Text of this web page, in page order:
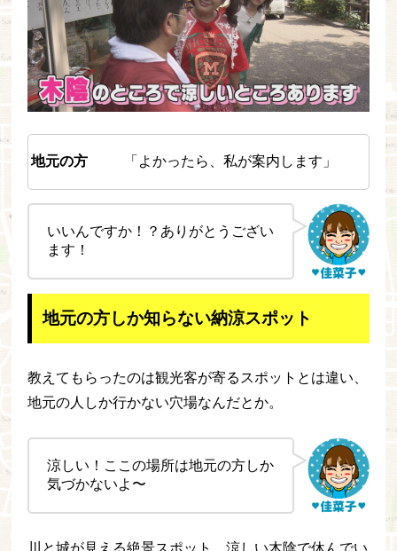
地元の方 「よかったら、私が案内します」
いいんですか！？ありがとうござい
ます！
地元の方しか知らない納涼スポット
教えてもらったのは観光客が寄るスポットとは違い、
地元の人しか行かない穴場なんだとか。
涼しい！ここの場所は地元の方しか
気づかないよ〜